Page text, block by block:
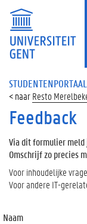
STUDENTENPORTAAL
Resto
Feedback
Via dit formulier meld
Omschrijf zo precies
Voor inhoudelijke
Voor andere IT-
Naam